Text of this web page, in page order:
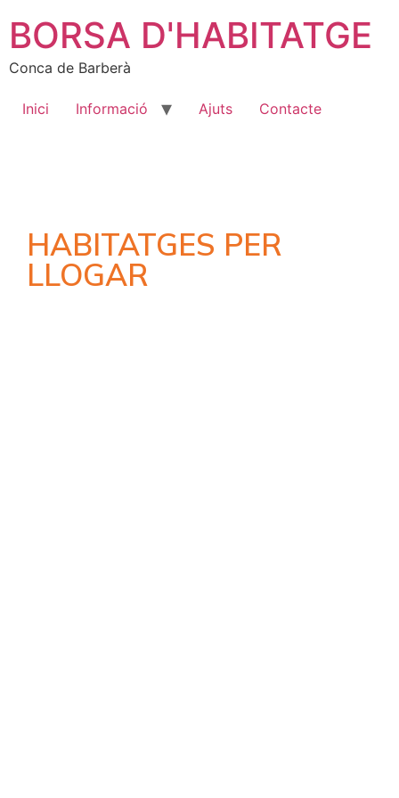
BORSA D'HABITATGE
Conca de Barberà
Inici Informació Ajuts Contacte
HABITATGES PER
LLOGAR